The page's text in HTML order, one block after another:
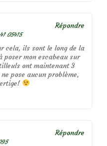
05415
cela, ils sont le long de la
poser mon escabeau sur
ont maintenant 3
pose aucun problème,
Répondre
Répondre